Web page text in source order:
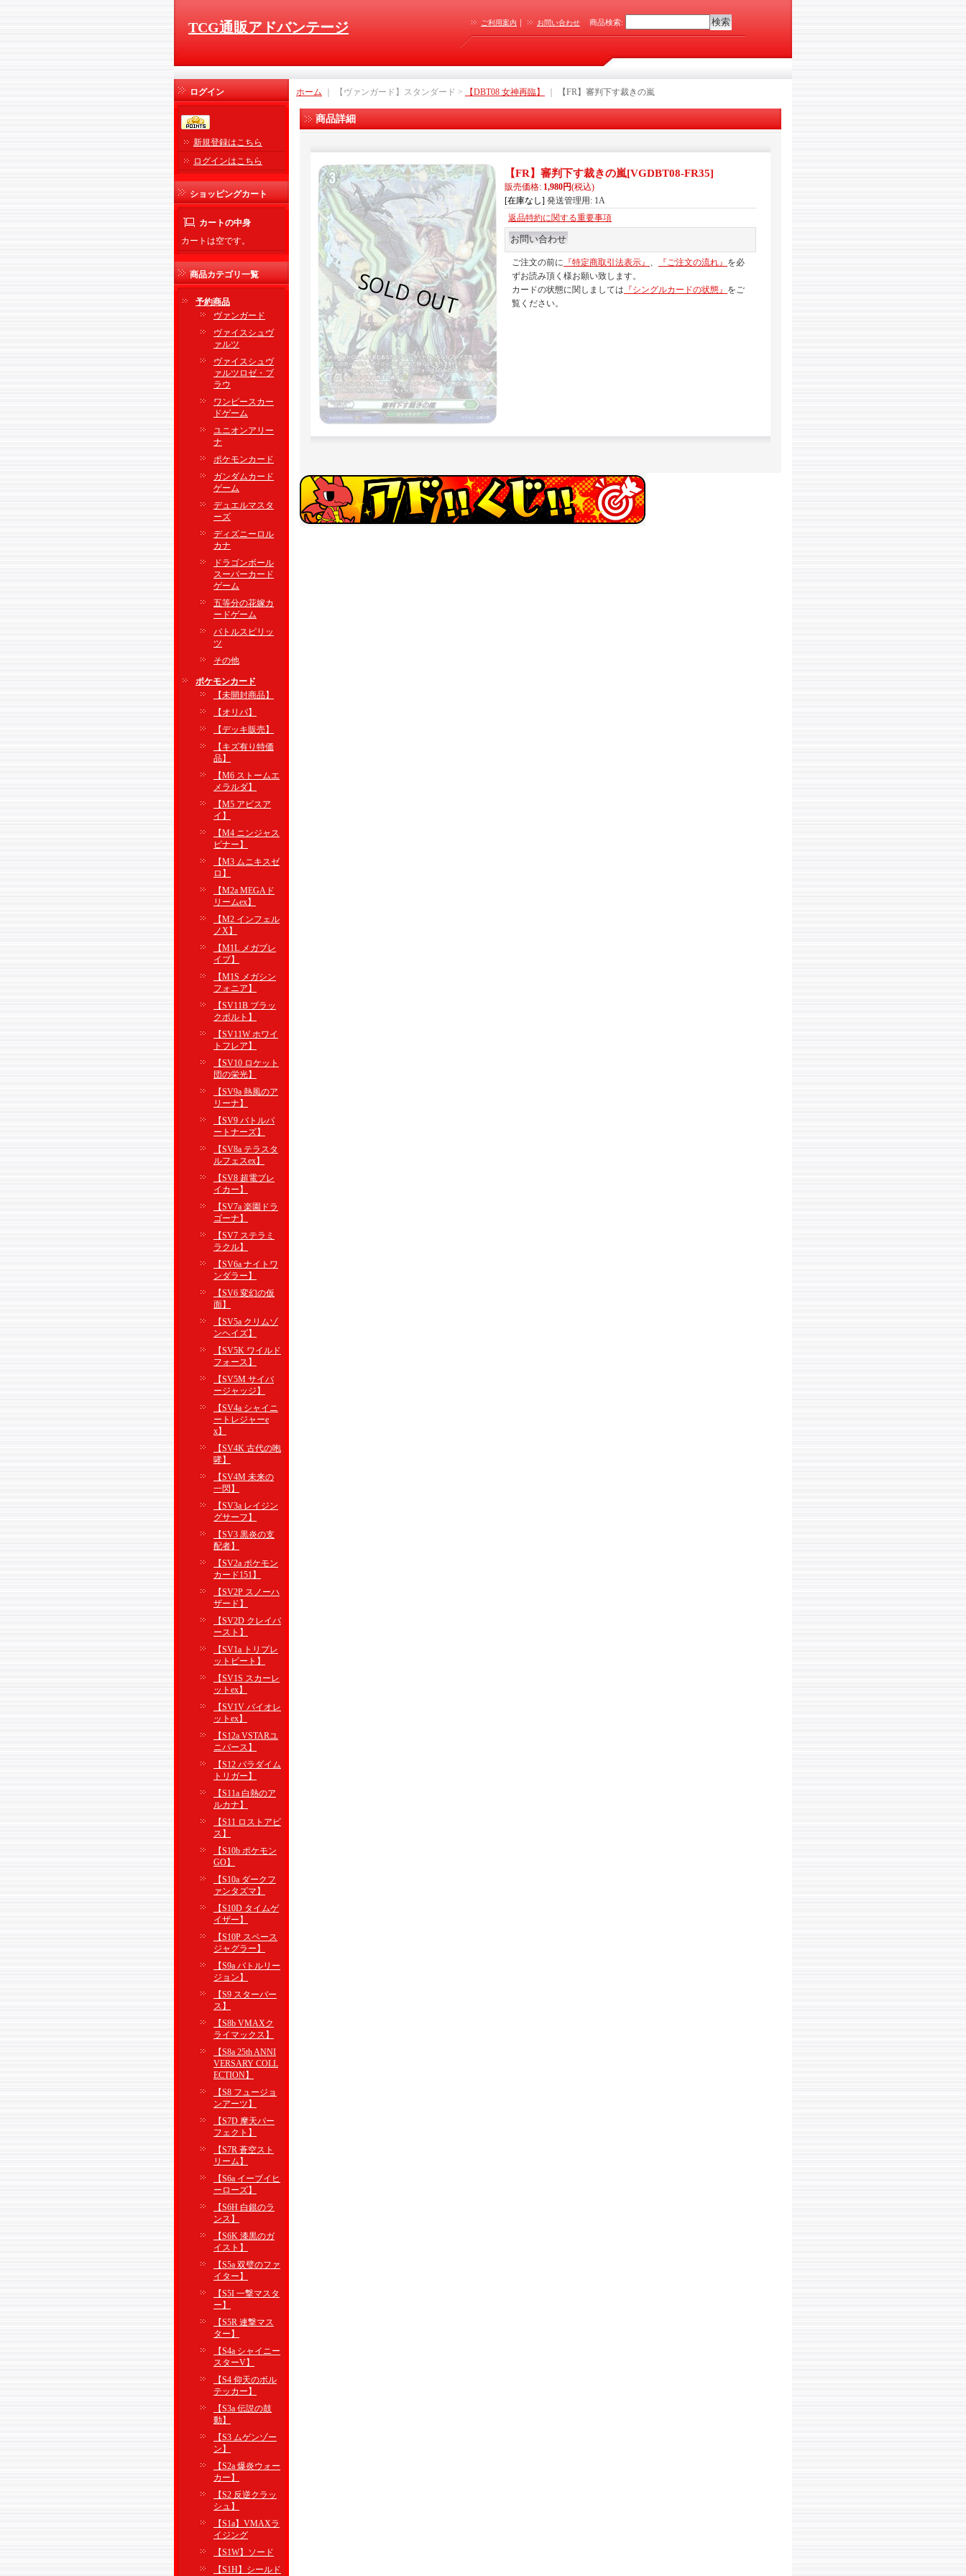
TCG通販アドバンテージ ご利用案内 ｜ お問い合わせ 商品検索:
ログイン
新規登録はこちら
ログインはこちら
ショッピングカート
カートの中身
カートは空です。
商品カテゴリ一覧
予約商品
ヴァンガード
ヴァイスシュヴ
ァルツ
ヴァイスシュヴ
ァルツロゼ・ブ
ラウ
ワンピースカー
ドゲーム
ユニオンアリー
ナ
ポケモンカード
ガンダムカード
ゲーム
デュエルマスタ
ーズ
ディズニーロル
カナ
ドラゴンボール
スーパーカード
ゲーム
五等分の花嫁カ
ードゲーム
バトルスピリッ
ツ
その他
ポケモンカード
【未開封商品】
【オリパ】
【デッキ販売】
【キズ有り特価
品】
【M6 ストームエ
メラルダ】
【M5 アビスア
イ】
【M4 ニンジャス
ピナー】
【M3 ムニキスゼ
ロ】
【M2a MEGAド
リームex】
【M2 インフェル
ノX】
【M1L メガブレ
イブ】
【M1S メガシン
フォニア】
【SV11B ブラッ
クボルト】
【SV11W ホワイ
トフレア】
【SV10 ロケット
団の栄光】
【SV9a 熱風のア
リーナ】
【SV9 バトルパ
ートナーズ】
【SV8a テラスタ
ルフェスex】
【SV8 超電ブレ
イカー】
【SV7a 楽園ドラ
ゴーナ】
【SV7 ステラミ
ラクル】
【SV6a ナイトワ
ンダラー】
【SV6 変幻の仮
面】
【SV5a クリムゾ
ンヘイズ】
【SV5K ワイルド
フォース】
【SV5M サイバ
ージャッジ】
【SV4a シャイニ
ートレジャーe
x】
【SV4K 古代の咆
哮】
【SV4M 未来の
一閃】
【SV3a レイジン
グサーフ】
【SV3 黒炎の支
配者】
【SV2a ポケモン
カード151】
【SV2P スノーハ
ザード】
【SV2D クレイバ
ースト】
【SV1a トリプレ
ットビート】
【SV1S スカーレ
ットex】
【SV1V バイオレ
ットex】
【S12a VSTARユ
ニバース】
【S12 パラダイム
トリガー】
【S11a 白熱のア
ルカナ】
【S11 ロストアビ
ス】
【S10b ポケモン
GO】
【S10a ダークフ
ァンタズマ】
【S10D タイムゲ
イザー】
【S10P スペース
ジャグラー】
【S9a バトルリー
ジョン】
【S9 スターバー
ス】
【S8b VMAXク
ライマックス】
【S8a 25th ANNI
VERSARY COLL
ECTION】
【S8 フュージョ
ンアーツ】
【S7D 摩天パー
フェクト】
【S7R 蒼空スト
リーム】
【S6a イーブイヒ
ーローズ】
【S6H 白銀のラ
ンス】
【S6K 漆黒のガ
イスト】
【S5a 双璧のファ
イター】
【S5I 一撃マスタ
ー】
【S5R 連撃マス
ター】
【S4a シャイニー
スターV】
【S4 仰天のボル
テッカー】
【S3a 伝説の鼓
動】
【S3 ムゲンゾー
ン】
【S2a 爆炎ウォー
カー】
【S2 反逆クラッ
シュ】
【S1a】VMAXラ
イジング
【S1W】ソード
【S1H】シールド
ホーム ｜ 【ヴァンガード】スタンダード > 【DBT08 女神再臨】 【FR】審判下す裁きの嵐
商品詳細
【FR】審判下す裁きの嵐[VGDBT08-FR35]
販売価格: 1,980円(税込)
[在庫なし] 発送管理用 : 1A
返品特約に関する重要事項
ご注文の前に 『特定商取引法表示』 、 『ご注文の流れ』 を必
ずお読み頂く様お願い致します。
カードの状態に関しましては 『シングルカードの状態』 をご
覧ください。